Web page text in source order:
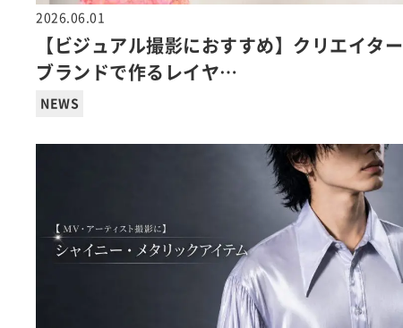
2026.06.01
【ビジュアル撮影におすすめ】クリエイター
ブランドで作るレイヤ…
NEWS